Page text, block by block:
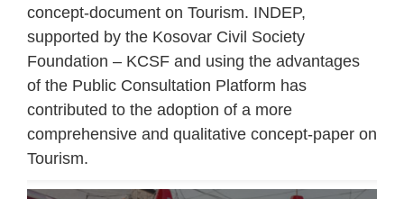
concept-document on Tourism. INDEP,
supported by the Kosovar Civil Society
Foundation – KCSF and using the advantages
of the Public Consultation Platform has
contributed to the adoption of a more
comprehensive and qualitative concept-paper on
Tourism.